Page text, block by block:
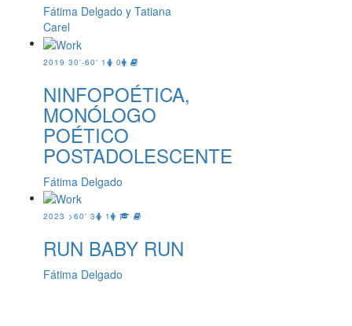
Fátima Delgado y Tatiana
Carel
2019 30'-60' 1 0
NINFOPOÉTICA,
MONÓLOGO
POÉTICO
POSTADOLESCENTE
Fátima Delgado
2023 >60' 3 1
RUN BABY RUN
Fátima Delgado